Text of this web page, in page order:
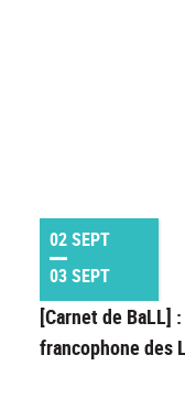
02 SEPT
03 SEPT
[Carnet de BaLL]
francophone des